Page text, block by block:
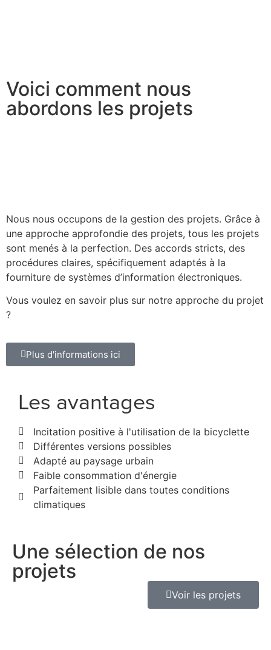
Voici comment nous
abordons les projets
Nous nous occupons de la gestion des projets. Grâce à
une approche approfondie des projets, tous les projets
sont menés à la perfection. Des accords stricts, des
procédures claires, spécifiquement adaptés à la
fourniture de systèmes d’information électroniques.
Vous voulez en savoir plus sur notre approche du projet
?
Plus d'informations ici
Les avantages
Incitation positive à l'utilisation de la bicyclette
Différentes versions possibles
Adapté au paysage urbain
Faible consommation d'énergie
Parfaitement lisible dans toutes conditions
climatiques
Une sélection de nos
projets
Voir les projets